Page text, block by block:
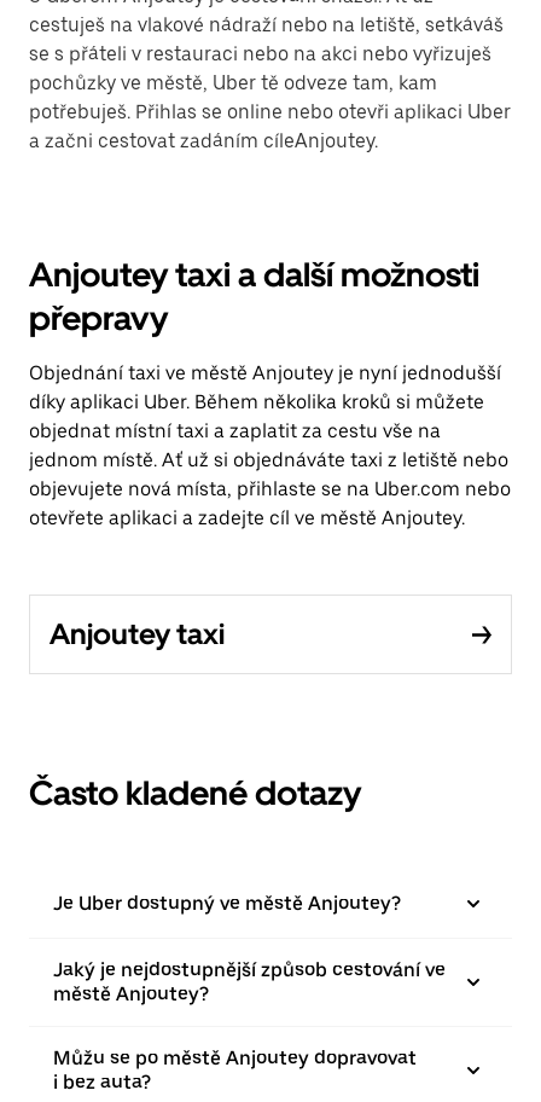
cestuješ na vlakové nádraží nebo na letiště, setkáváš
se s přáteli v restauraci nebo na akci nebo vyřizuješ
pochůzky ve městě, Uber tě odveze tam, kam
potřebuješ. Přihlas se online nebo otevři aplikaci Uber
a začni cestovat zadáním cíleAnjoutey.
Anjoutey taxi a další možnosti
přepravy
Objednání taxi ve městě Anjoutey je nyní jednodušší
díky aplikaci Uber. Během několika kroků si můžete
objednat místní taxi a zaplatit za cestu vše na
jednom místě. Ať už si objednáváte taxi z letiště nebo
objevujete nová místa, přihlaste se na Uber.com nebo
otevřete aplikaci a zadejte cíl ve městě Anjoutey.
Anjoutey taxi
Často kladené dotazy
Je Uber dostupný ve městě Anjoutey?
Jaký je nejdostupnější způsob cestování ve
městě Anjoutey?
Můžu se po městě Anjoutey dopravovat
i bez auta?